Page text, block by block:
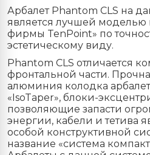
Арбалет Phantom CLS на
является лучшей моделью
фирмы TenPoint» по
эстетическому виду.
Phantom CLS отличается
фронтальной части.
алюминия колодка
«IsoTaper», блоки-
позволяющие запасти
энергии, кабели и тетива
особой конструктивной
название «система